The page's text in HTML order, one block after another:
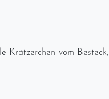
Krätzerchen vom Besteck,